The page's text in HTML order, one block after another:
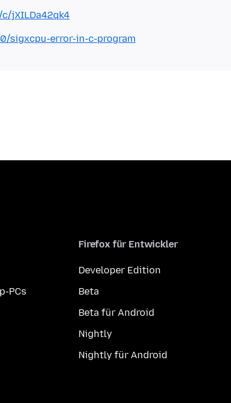
jXILDa42qk4
sigxcpu-error-in-c-program
PCs
Firefox für Entwickler
Developer Edition
Beta
Beta für Android
Nightly
Nightly für Android